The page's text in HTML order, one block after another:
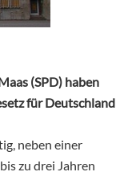
(SPD) haben
für Deutschland
neben einer
zu drei Jahren